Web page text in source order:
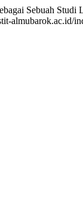
Sebuah Studi